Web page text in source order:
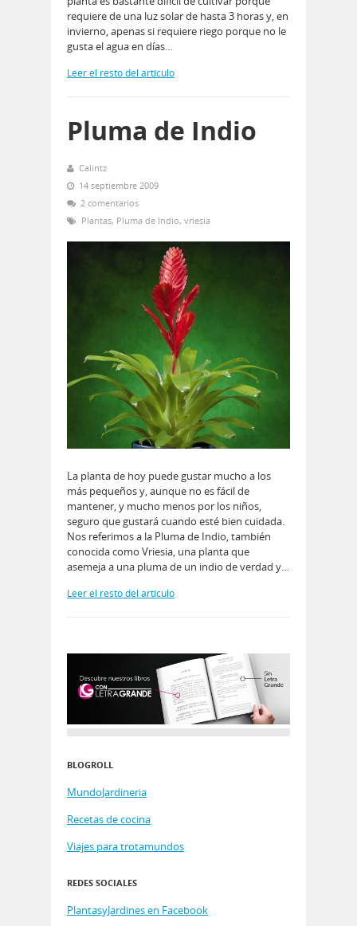
requiere de una luz solar de hasta 3 horas y, en
invierno, apenas si requiere riego porque no le
gusta el agua en días…
Leer el resto del artículo
Pluma de Indio
Calintz
14 septiembre 2009
2 comentarios
Plantas, Pluma de Indio, vriesia
La planta de hoy puede gustar mucho a los
más pequeños y, aunque no es fácil de
mantener, y mucho menos por los niños,
seguro que gustará cuando esté bien cuidada.
Nos referimos a la Pluma de Indio, también
conocida como Vriesia, una planta que
asemeja a una pluma de un indio de verdad y…
Leer el resto del artículo
BLOGROLL
MundoJardineria
Recetas de cocina
Viajes para trotamundos
REDES SOCIALES
PlantasyJardines en Facebook